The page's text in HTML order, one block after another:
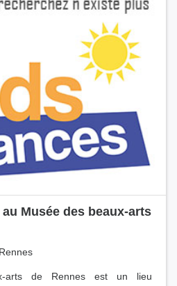
Musée des beaux-arts
Rennes
arts de Rennes est un lieu